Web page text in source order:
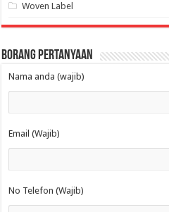
Woven Label
Borang Pertanyaan
Nama anda (wajib)
Email (Wajib)
No Telefon (Wajib)